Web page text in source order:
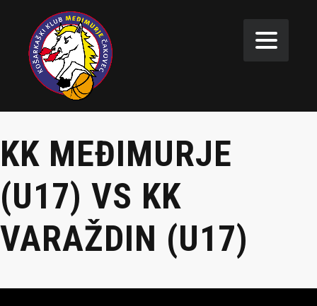
KK MEĐIMURJE
(U17) VS KK
VARAŽDIN (U17)